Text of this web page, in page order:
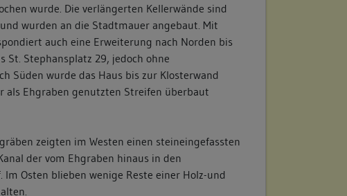
wurde. Die verlängerten Kellerwände sind
wurden an die Stadtmauer angebaut. Mit
auch eine Erweiterung nach Norden bis
St. Stephansplatz 29, jedoch ohne
Süden wurde das Haus bis zur Klosterwand
als Ehgraben genutzten Streifen überbaut
zeigten im Westen einen steineingefassten
der vom Ehgraben hinaus in den
Im Osten blieben wenige Reste einer Holz-und